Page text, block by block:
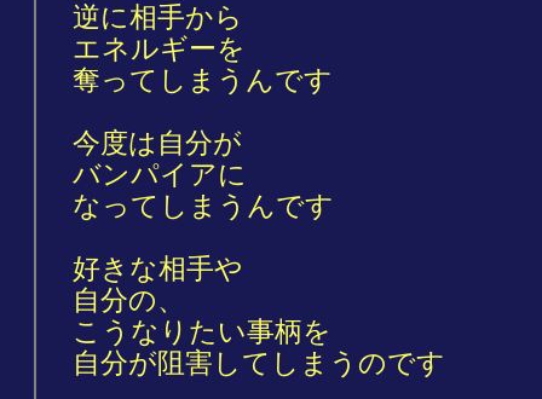
逆に相手から
エネルギーを
奪ってしまうんです
今度は自分が
バンパイアに
なってしまうんです
好きな相手や
自分の、
こうなりたい事柄を
自分が阻害してしまうのです